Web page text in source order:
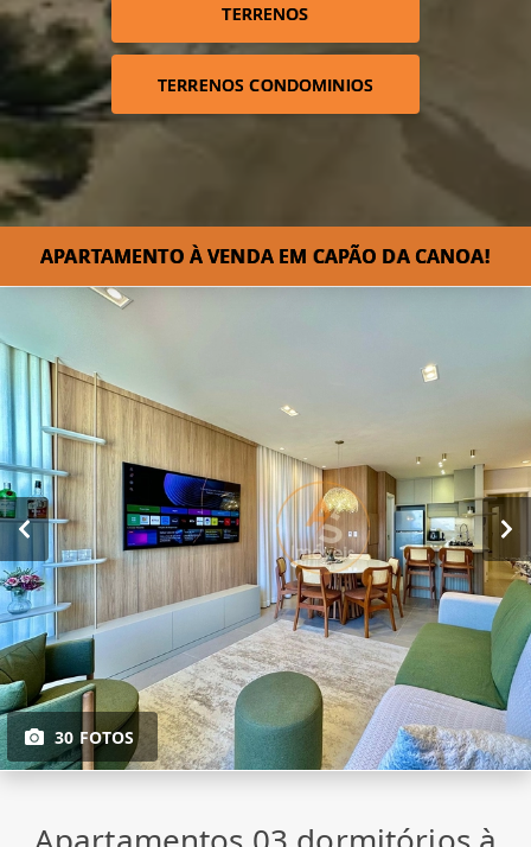
TERRENOS
TERRENOS CONDOMINIOS
APARTAMENTO À VENDA EM CAPÃO DA CANOA!⁣
30 FOTOS